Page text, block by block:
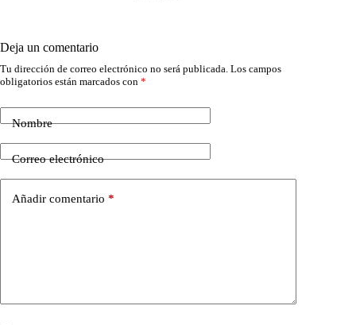
Deja un comentario
Tu dirección de correo electrónico no será publicada. Los campos
obligatorios están marcados con *
Nombre
Correo electrónico
Añadir comentario *